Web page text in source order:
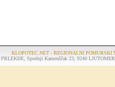
KLOPOTEC.NET - REGIONALNI POMURSKI
Spodnji Kamenščak 23, 9240